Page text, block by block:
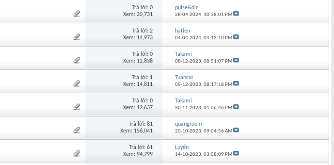
Trả lời: 0
Xem: 20,731
pulse&dir
28-04-2024, 10:38:01 PM
Trả lời: 2
Xem: 14,973
hatien
04-04-2024,04:13:10 PM
Trả lời: 0
Xem: 12,838
Takami
08-12-2023,08:51:07 PM
Trả lời: 1
Xem: 14,811
Tuancoi
05-12-2023,08:17:18 PM
Trả lời: 0
Xem: 12,637
Takami
30-11-2023,01:06:46 PM
Trả lời: 81
Xem: 156,041
quangroom
20-10-2023,09:04:56 AM
Trả lời: 61
Xem: 94,799
Luyến
14-10-2023,03:58:09 PM